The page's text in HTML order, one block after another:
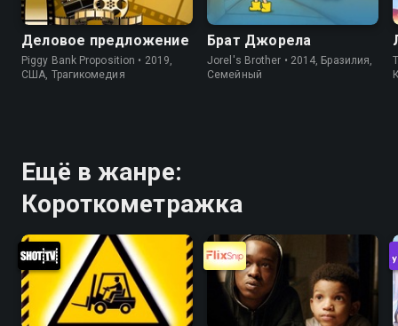
Деловое предложение
Piggy Bank Proposition • 2019,
США, Трагикомедия
Брат Джорела
Jorel's Brother • 2014, Бразилия,
Cемейный
Ещё в жанре:
Короткометражка